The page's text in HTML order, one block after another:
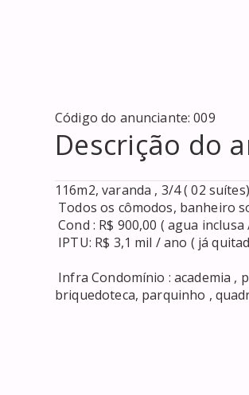
Código do anunciante:009
Descrição do
116m2, varanda , 3/4 ( 02
Cond : R$ 900,00 ( agua inclusa / gás encanado individualizada ) ;
briquedoteca, parquinho ,